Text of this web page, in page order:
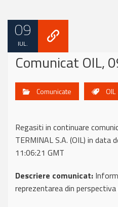
09
IUL.
Comunicat OIL,
Comunicate OIL
Regasiti in continuare
TERMINAL S.A. (OIL) in data
11:06:21 GMT
Descriere comunicat:
reprezentarea din perspectiva